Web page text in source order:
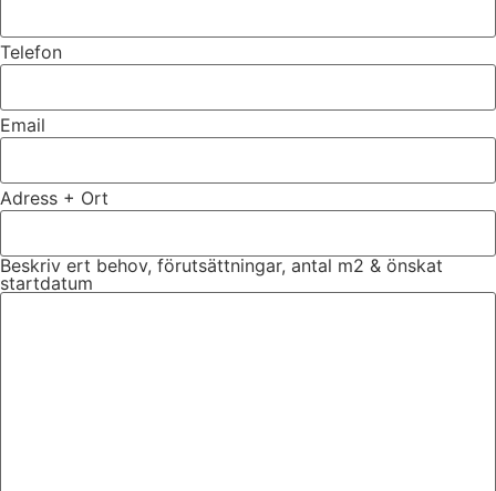
Telefon
Email
Adress + Ort
Beskriv ert behov, förutsättningar, antal m2 & önskat
startdatum